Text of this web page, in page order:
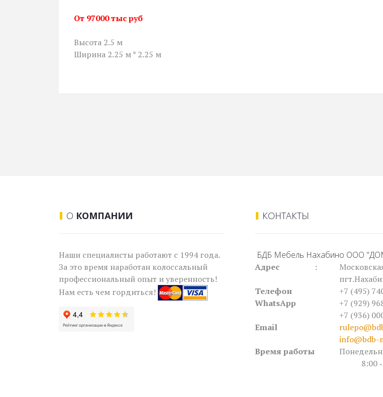
От 97000 тыс руб
Высота 2.5 м
Ширина 2.25 м * 2.25 м
О КОМПАНИИ
Наши специалисты работают с 1994 года.
За это время наработан колоссальный
профессиональный опыт и уверенность!
Нам есть чем гордиться!
КОНТАКТЫ
БДБ Мебель Нахабино ООО
Адрес
:
Телефон
WhatsApp
+7 (495)
+7 (929)
+7 (936)
Email
info@bdb-
Время работы
8:00 ‐